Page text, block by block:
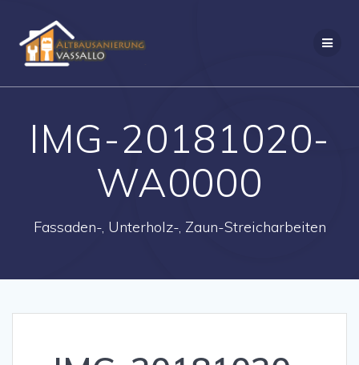
IMG-20181020-
WA0000
Fassaden-, Unterholz-, Zaun-Streicharbeiten